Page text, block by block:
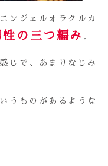
ンジェルオラクルカ
性の三つ編み 。
じで、あまりなじみ
うものがあるような